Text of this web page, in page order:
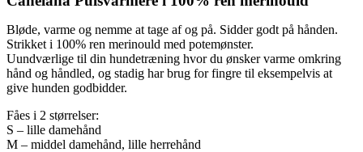
Bløde, varme og nemme at tage af og på. Sidder godt på hånden.
Strikket i 100% ren merinould med potemønster.
Uundværlige til din hundetræning hvor du ønsker varme omkring
hånd og håndled, og stadig har brug for fingre til eksempelvis at
give hunden godbidder.
Fåes i 2 størrelser:
S – lille damehånd
M – middel damehånd, lille herrehånd